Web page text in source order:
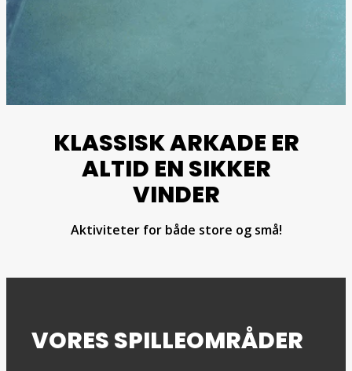
KLASSISK ARKADE ER
ALTID EN SIKKER
VINDER
Aktiviteter for både store og små!
VORES SPILLEOMRÅDER